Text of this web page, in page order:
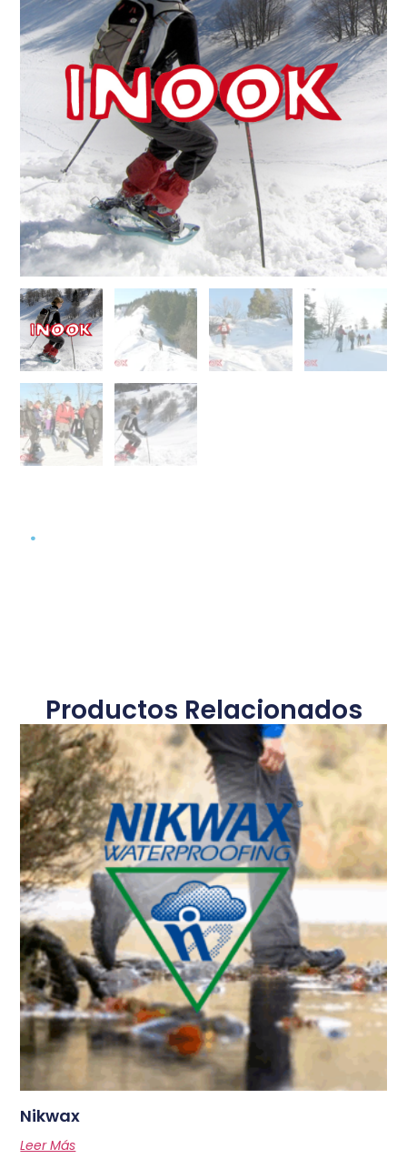
.
Productos Relacionados
Nikwax
Leer Más